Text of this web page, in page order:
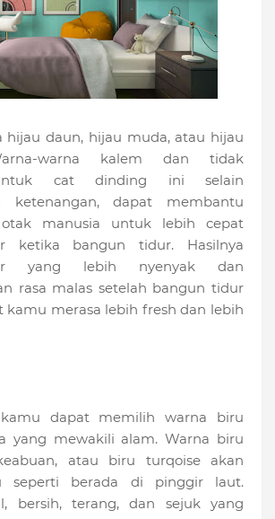
hijau daun, hijau muda, atau hijau
warna kalem dan tidak
cat dinding ini selain
ketenangan, dapat membantu
otak manusia untuk lebih cepat
ketika bangun tidur. Hasilnya
yang lebih nyenyak dan
rasa malas setelah bangun tidur
merasa lebih fresh dan lebih
dapat memilih warna biru
yang mewakili alam. Warna biru
atau biru turqoise akan
seperti berada di pinggir laut.
bersih, terang, dan sejuk yang